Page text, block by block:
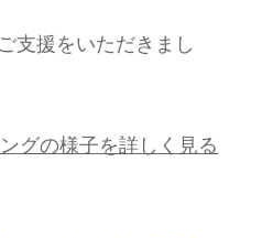
支援をいただきまし
グの様子を詳しく見る